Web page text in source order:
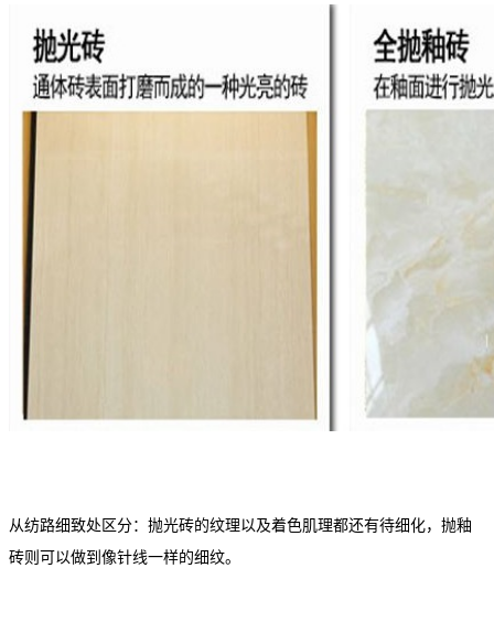
从纺路细致处区分：抛光砖的纹理以及着色肌理都还有待细化，抛釉
砖则可以做到像针线一样的细纹。